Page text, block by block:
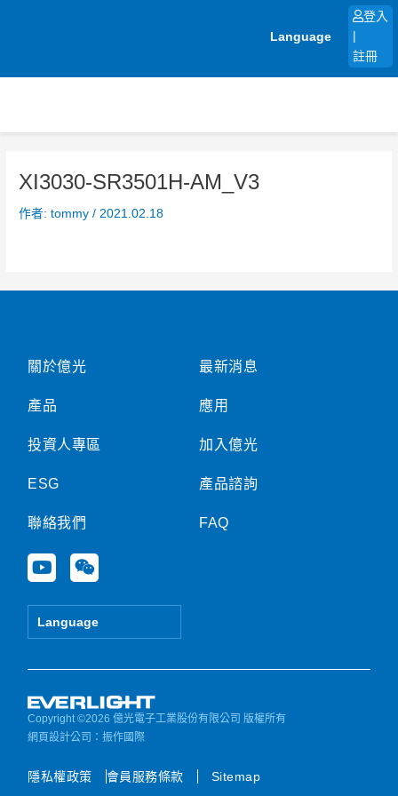
Language
登入
註冊
XI3030-SR3501H-AM_V3
作者:tommy/ 2021.02.18
關於億光
產品
投資人專區
ESG
聯絡我們
Y
o
u
e
W
e
i
Language
最新消息
應用
加入億光
產品諮詢
FAQ
Copyright ©2026 億光電子工業股份有限公司 版權所有
網頁設計公司 ：振作國際
隱私權政策 會員服務條款 Sitemap